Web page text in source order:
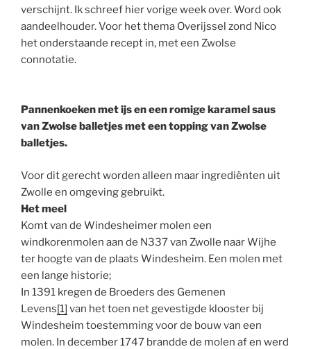
verschijnt. Ik schreef hier vorige week over. Word ook
aandeelhouder. Voor het thema Overijssel zond Nico
het onderstaande recept in, met een Zwolse
connotatie.
Pannenkoeken met ijs en een romige karamel saus
van Zwolse balletjes met een topping van Zwolse
balletjes.
Voor dit gerecht worden alleen maar ingrediënten uit
Zwolle en omgeving gebruikt.
Het meel
Komt van de Windesheimer molen een
windkorenmolen aan de N337 van Zwolle naar Wijhe
ter hoogte van de plaats Windesheim. Een molen met
een lange historie;
In 1391 kregen de Broeders des Gemenen
Levens[1] van het toen net gevestigde klooster bij
Windesheim toestemming voor de bouw van een
molen. In december 1747 brandde de molen af en werd